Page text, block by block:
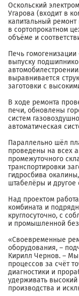
Оскольский
Угарова (входит в
капитальный ремонт
в сортопрокатном
объёме и
Печь
выпуску
выравнивается
заготовки с
В ходе ремонта
печи, обновлены
систем
автоматическая
Параллельно шёл
проведены на всех
промежуточного
транспортировки
гидросбива
штабелёры и другое
Над проектом
комбината и
круглосуточно, с
и промышленной
«Своевременные
оборудования, –
Кирилл Чернов. –
процессов за счёт
диагностики и
удерживать высокий
производства и